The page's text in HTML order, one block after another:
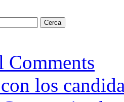
Comments
los